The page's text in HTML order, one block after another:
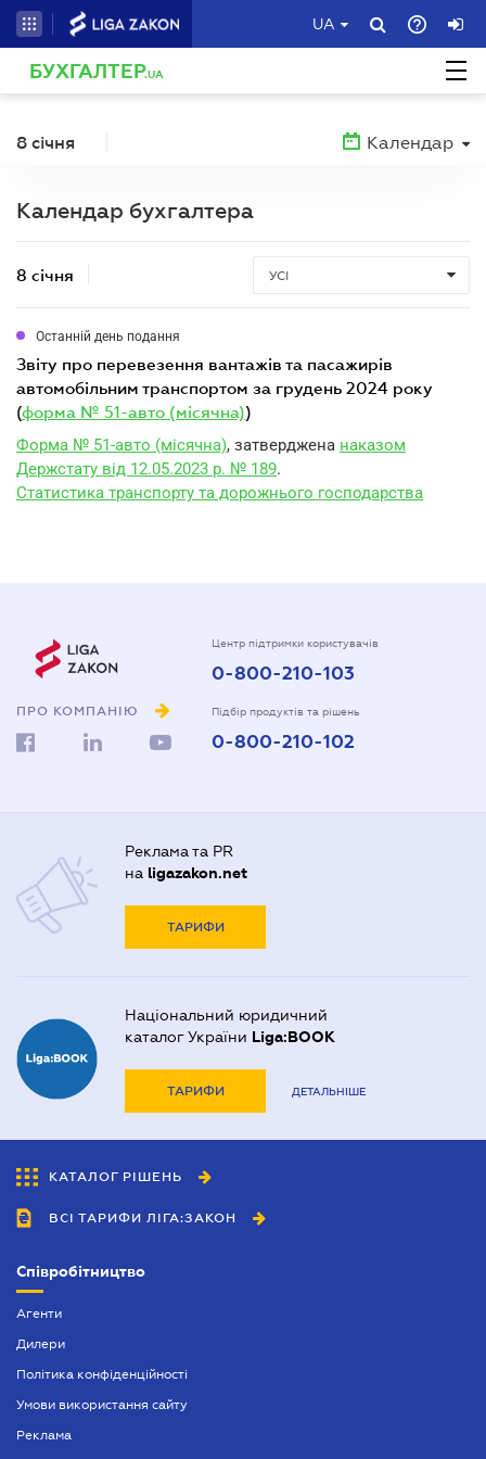
UA
БУХГАЛТЕР.UA
8 січня Календар
Календар бухгалтера
8 січня УСІ
Останній день подання
звіту про перевезення вантажів та пасажирів
автомобільним транспортом за грудень 2024 року
(форма № 51-авто (місячна))
Форма № 51-авто (місячна), затверджена наказом
Держстату від 12.05.2023 р. № 189.
Статистика транспорту та дорожнього господарства
ПРО КОМПАНІЮ
Центр підтримки користувачів
0-800-210-103
Підбір продуктів та рішень
0-800-210-102
Реклама та PR
на ligazakon.net
ТАРИФИ
Національний юридичний
каталог України Liga:BOOK
ТАРИФИ ДЕТАЛЬНІШЕ
КАТАЛОГ РІШЕНЬ
ВСІ ТАРИФИ ЛІГА:ЗАКОН
Співробітництво
Агенти
Дилери
Політика конфіденційності
Умови використання сайту
Реклама